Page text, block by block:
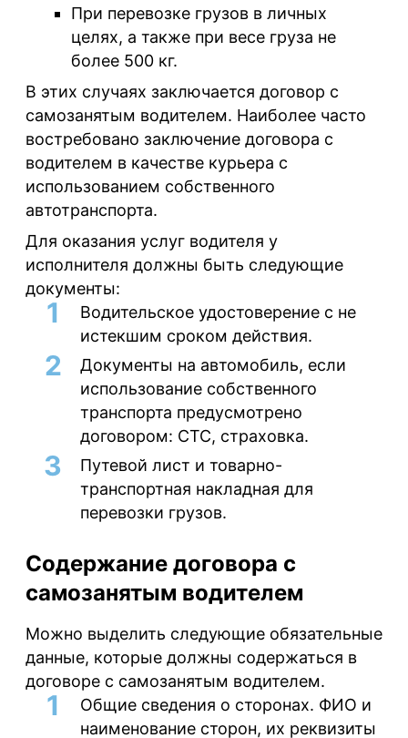
При перевозке грузов в личных
целях, а также при весе груза не
более 500 кг.
В этих случаях заключается договор с
самозанятым водителем. Наиболее часто
востребовано заключение договора с
водителем в качестве курьера с
использованием собственного
автотранспорта.
Для оказания услуг водителя у
исполнителя должны быть следующие
документы:
Водительское удостоверение с не
истекшим сроком действия.
Документы на автомобиль, если
использование собственного
транспорта предусмотрено
договором: СТС, страховка.
Путевой лист и товарно-
транспортная накладная для
перевозки грузов.
Содержание договора с
самозанятым водителем
Можно выделить следующие обязательные
данные, которые должны содержаться в
договоре с самозанятым водителем.
Общие сведения о сторонах. ФИО и
наименование сторон, их реквизиты